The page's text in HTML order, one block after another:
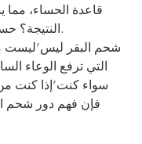
قاعدة الحساء، مما
النتيجة؟ حساءٌ ذو مذاقٍ أعمق وأكثر تعقيدًا ولا يُنسى.
شحم البقر ليس’ليست
التي ترفع الوعاء
سواء كنت’إذا كنت
فإن فهم دور شحم